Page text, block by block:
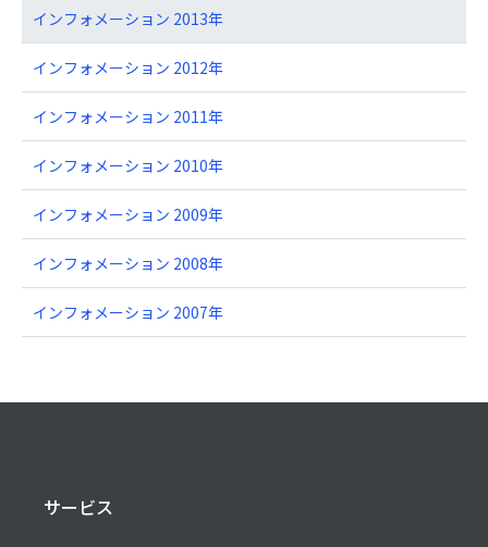
インフォメーション 2013年
インフォメーション 2012年
インフォメーション 2011年
インフォメーション 2010年
インフォメーション 2009年
インフォメーション 2008年
インフォメーション 2007年
サービス